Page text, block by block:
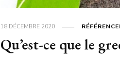
18 DÉCEMBRE 2020
Qu’est-ce que le